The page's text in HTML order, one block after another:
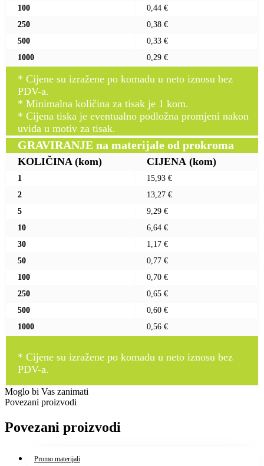
100
0,44 €
250
0,38 €
500
0,33 €
1000
0,29 €
* Cijene su izražene po komadu u neto iznosu bez
PDV-a.
* Minimalna količina za tisak je 1 kom.
* Cijena tiska je eventualno podložna promjeni nakon
uvida u motiv za tisak.
GRAVIRANJE na materijale od prokroma
KOLIČINA (kom) CIJENA (kom)
1
15,93 €
2
13,27 €
5
9,29 €
10
6,64 €
30
1,17 €
50
0,77 €
100
0,70 €
250
0,65 €
500
0,60 €
1000
0,56 €
* Cijene su izražene po komadu u neto iznosu bez
PDV-a.
Moglo bi Vas zanimati
Povezani proizvodi
Povezani proizvodi
Promo materijali